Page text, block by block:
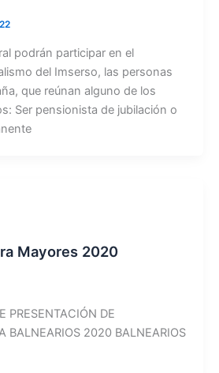
podrán participar en el
del Imserso, las personas
que reúnan alguno de los
Ser pensionista de jubilación o
Mayores 2020
PRESENTACIÓN DE
BALNEARIOS 2020 BALNEARIOS